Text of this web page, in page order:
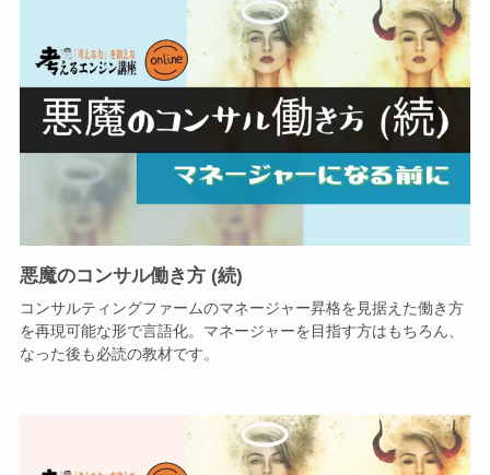
悪魔のコンサル働き方 (続)
コンサルティングファームのマネージャー昇格を見据えた働き方
を再現可能な形で言語化。マネージャーを目指す方はもちろん、
なった後も必読の教材です。